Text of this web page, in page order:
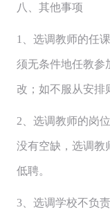
八、其他事项
1、选调教师的任
须无条件地任教参
改；如不服从安排
2、选调教师的岗
没有空缺，选调教
低聘。
3、选调学校不负